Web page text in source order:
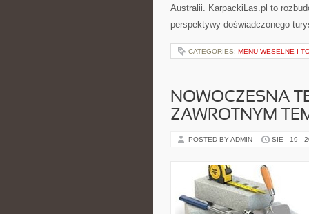
Australii. KarpackiLas.pl to
perspektywy doświadczonego
CATEGORIES: MENU WESELNE I
NOWOCZESNA
ZAWROTNYM
POSTED BY ADMIN SIE - 19 -